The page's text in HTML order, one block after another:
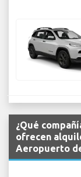
¿Qué
ofrecen
Aeropuerto